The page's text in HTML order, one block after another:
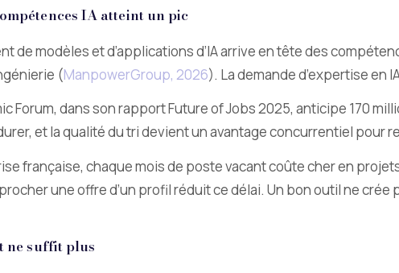
IA atteint un pic
de modèles et d’applications d’IA arrive en tête des
(ManpowerGroup, 2026). La demande d’expertise en
Forum, dans son rapport Future of Jobs 2025, anticipe 170
et la qualité du tri devient un avantage concurrentiel pour
française, chaque mois de poste vacant coûte cher en
une offre d’un profil réduit ce délai. Un bon outil ne
ne suffit plus